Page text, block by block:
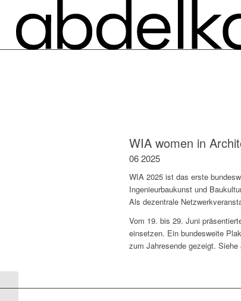
WIA women in
06 2025
WIA 2025 ist das erste
Ingenieurbaukunst und
Als dezentrale
Vom 19. bis 29. Juni
einsetzen. Ein bundesweite
zum Jahresende gezeigt. Siehe
polis award für